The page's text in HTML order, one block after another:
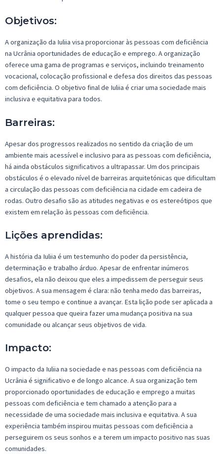
Objetivos:
A organização da Iuliia visa proporcionar às pessoas com deficiência
na Ucrânia oportunidades de educação e emprego. A organização
oferece uma gama de programas e serviços, incluindo treinamento
vocacional, colocação profissional e defesa dos direitos das pessoas
com deficiência. O objetivo final de Iuliia é criar uma sociedade mais
inclusiva e equitativa para todos.
Barreiras:
Apesar dos progressos realizados no sentido da criação de um
ambiente mais acessível e inclusivo para as pessoas com deficiência,
há ainda obstáculos significativos a ultrapassar. Um dos principais
obstáculos é o elevado nível de barreiras arquitetónicas que dificultam
a circulação das pessoas com deficiência na cidade em cadeira de
rodas. Outro desafio são as atitudes negativas e os estereótipos que
existem em relação às pessoas com deficiência.
Lições aprendidas:
A história da Iuliia é um testemunho do poder da persistência,
determinação e trabalho árduo. Apesar de enfrentar inúmeros
desafios, ela não deixou que eles a impedissem de perseguir seus
objetivos. A sua mensagem é clara: não tenha medo das barreiras,
tome o seu tempo e continue a avançar. Esta lição pode ser aplicada a
qualquer pessoa que queira fazer uma mudança positiva na sua
comunidade ou alcançar seus objetivos de vida.
Impacto:
O impacto da Iuliia na sociedade e nas pessoas com deficiência na
Ucrânia é significativo e de longo alcance. A sua organização tem
proporcionado oportunidades de educação e emprego a muitas
pessoas com deficiência e tem chamado a atenção para a
necessidade de uma sociedade mais inclusiva e equitativa. A sua
experiência também inspirou muitas pessoas com deficiência a
perseguirem os seus sonhos e a terem um impacto positivo nas suas
comunidades.